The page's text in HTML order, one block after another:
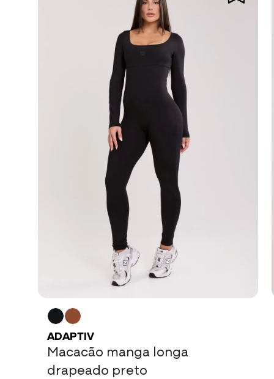
ADAPTIV
Macacão manga longa
drapeado preto